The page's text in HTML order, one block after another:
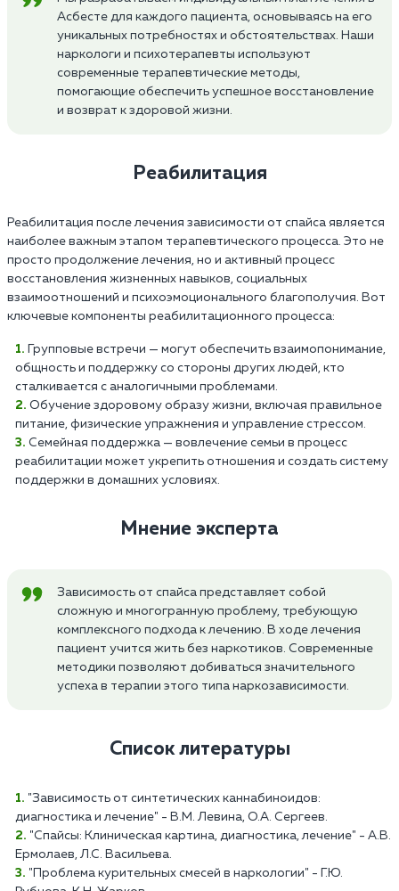
Асбесте для каждого пациента, основываясь на его
уникальных потребностях и обстоятельствах. Наши
наркологи и психотерапевты используют
современные терапевтические методы,
помогающие обеспечить успешное восстановление
и возврат к здоровой жизни.
Реабилитация
Реабилитация после лечения зависимости от спайса является
наиболее важным этапом терапевтического процесса. Это не
просто продолжение лечения, но и активный процесс
восстановления жизненных навыков, социальных
взаимоотношений и психоэмоционального благополучия. Вот
ключевые компоненты реабилитационного процесса:
Групповые встречи — могут обеспечить взаимопонимание,
общность и поддержку со стороны других людей, кто
сталкивается с аналогичными проблемами.
Обучение здоровому образу жизни, включая правильное
питание, физические упражнения и управление стрессом.
Семейная поддержка — вовлечение семьи в процесс
реабилитации может укрепить отношения и создать систему
поддержки в домашних условиях.
Мнение эксперта
Зависимость от спайса представляет собой
сложную и многогранную проблему, требующую
комплексного подхода к лечению. В ходе лечения
пациент учится жить без наркотиков. Современные
методики позволяют добиваться значительного
успеха в терапии этого типа наркозависимости.
Список литературы
"Зависимость от синтетических каннабиноидов:
диагностика и лечение" - В.М. Левина, О.А. Сергеев.
"Спайсы: Клиническая картина, диагностика, лечение" - А.В.
Ермолаев, Л.С. Васильева.
"Проблема курительных смесей в наркологии" - Г.Ю.